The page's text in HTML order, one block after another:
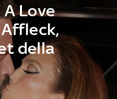
A Love
Affleck,
della